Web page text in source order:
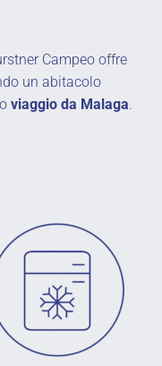
Campeo offre
un abitacolo
viaggio da Malaga.